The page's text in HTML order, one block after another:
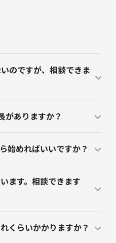
のですが、相談できま
ありますか？
始めればいいですか？
ます。相談できます
くらいかかりますか？